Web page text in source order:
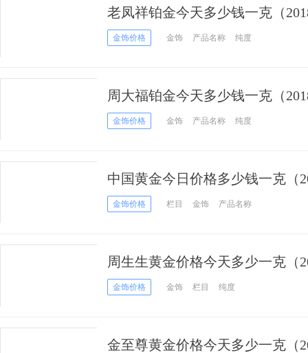
老凤祥铂金今天多少钱一克（
金饰价格 金饰 产品名称 纯度
周大福铂金今天多少钱一克（
金饰价格 金饰 产品名称 纯度
中国黄金今日价格多少钱一克（
金饰价格 栏目 金饰 产品名称
周生生黄金价格今天多少一克（
金饰价格 金饰 栏目 纯度
金至尊黄金价格今天多少一克（